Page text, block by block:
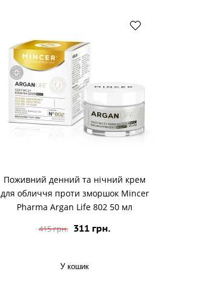
Поживний денний та нічний крем
для обличчя проти зморшок Mincer
Pharma Argan Life 802 50 мл
415 грн. 311 грн.
У кошик